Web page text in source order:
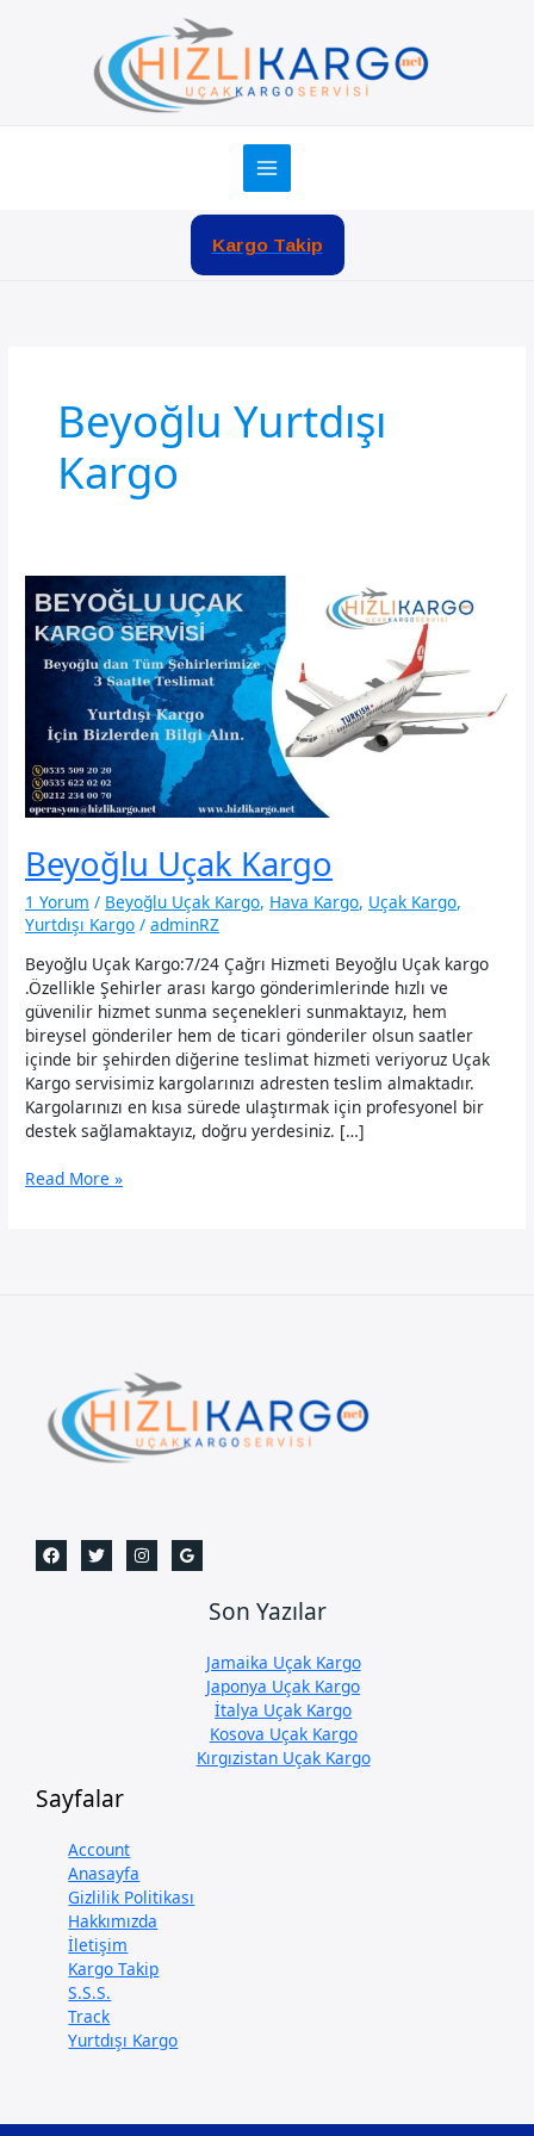
Kargo Takip
Beyoğlu Yurtdışı
Kargo
Beyoğlu Uçak Kargo
1 Yorum / Beyoğlu Uçak Kargo, Hava Kargo, Uçak Kargo,
Yurtdışı Kargo /adminRZ
Beyoğlu Uçak Kargo:7/24 Çağrı Hizmeti Beyoğlu Uçak kargo
.Özellikle Şehirler arası kargo gönderimlerinde hızlı ve
güvenilir hizmet sunma seçenekleri sunmaktayız, hem
bireysel gönderiler hem de ticari gönderiler olsun saatler
içinde bir şehirden diğerine teslimat hizmeti veriyoruz Uçak
Kargo servisimiz kargolarınızı adresten teslim almaktadır.
Kargolarınızı en kısa sürede ulaştırmak için profesyonel bir
destek sağlamaktayız, doğru yerdesiniz. […]
Beyoğlu
Read More »
Son Yazılar
Jamaika Uçak Kargo
Japonya Uçak Kargo
İtalya Uçak Kargo
Kosova Uçak Kargo
Kırgızistan Uçak Kargo
Sayfalar
Account
Anasayfa
Gizlilik Politikası
Hakkımızda
İletişim
Kargo Takip
S.S.S.
Track
Yurtdışı Kargo